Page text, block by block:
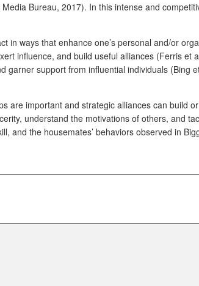
Bureau, 2017). In this intense and
ways that enhance one’s personal and/or
influence, and build useful alliances (Ferris et
support from influential individuals (Bing
important and strategic alliances can build
understand the motivations of others, and
and the housemates’ behaviors observed in